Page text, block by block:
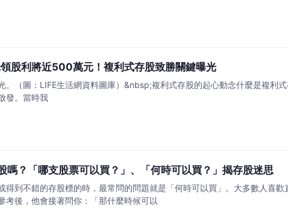
股利將近500萬元！複利式存股致勝關鍵曝光
（圖：LIFE生活網資料圖庫）&nbsp;複利式存股的起心動念什麼是複利
發。當時我
嗎？「哪支股票可以買？」、「何時可以買？」揭存股迷思
得到不錯的存股標的時，最常問的問題就是「何時可以買」。大多數人喜
考後，他會接著問你：「那什麼時候可以